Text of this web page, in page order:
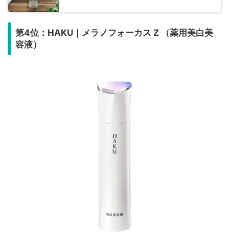
第4位：HAKU｜メラノフォーカス Z （薬用美白美
容液）